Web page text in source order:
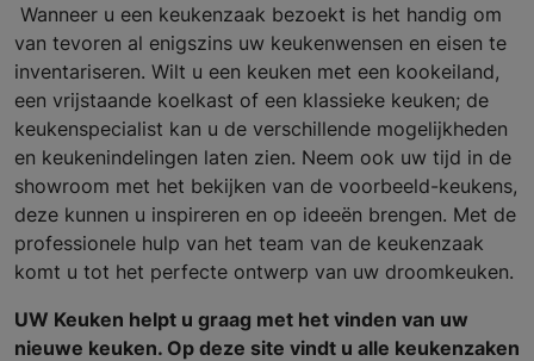
Wanneer u een keukenzaak bezoekt is het handig om
van tevoren al enigszins uw keukenwensen en eisen te
inventariseren. Wilt u een keuken met een kookeiland,
een vrijstaande koelkast of een klassieke keuken; de
keukenspecialist kan u de verschillende mogelijkheden
en keukenindelingen laten zien. Neem ook uw tijd in de
showroom met het bekijken van de voorbeeld-keukens,
deze kunnen u inspireren en op ideeën brengen. Met de
professionele hulp van het team van de keukenzaak
komt u tot het perfecte ontwerp van uw droomkeuken.
UW Keuken helpt u graag met het vinden van uw
nieuwe keuken. Op deze site vindt u alle keukenzaken